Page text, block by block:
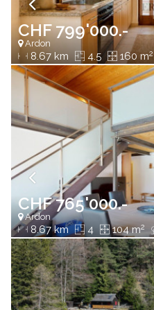
CHF 799'000.-
Ardon
8.67 km 4.5 160 m2
CHF 765'000.-
Ardon
8.67 km 4 104 m2